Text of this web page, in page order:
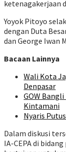
ketenagakerjaan
Yoyok Pitoyo
dengan Duta
dan George Iwan
Bacaan Lainnya
Wali Kota
Denpasar
GOW
Kintamani
Nyaris
Dalam diskusi
IA-CEPA di